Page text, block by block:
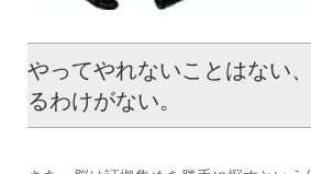
やってやれないことはない
るわけがない。